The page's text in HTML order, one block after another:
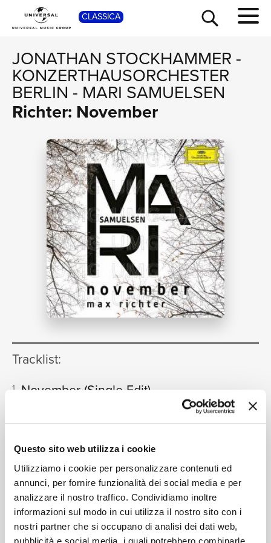
Questo sito web utilizza i cookie
Utilizziamo i cookie per personalizzare contenuti ed
annunci, per fornire funzionalità dei social media e per
analizzare il nostro traffico. Condividiamo inoltre
informazioni sul modo in cui utilizza il nostro sito con i
nostri partner che si occupano di analisi dei dati web,
pubblicità e social media, i quali potrebbero combinarle
CLASSICA
JONATHAN STOCKHAMMER-
KONZERTHAUSORCHESTER
BERLIN - MARI SAMUELSEN
Richter: November
Tracklist:
1 November (Single Edit)
Mari Samuelsen, Konzerthausorchester Berlin,
Formati disponibili:
Digitale eSingle Audio/Single Track HD
Single Edit
SHOP
TOUR
NEWS
RICERCA
CHI SIAMO
CONTATTI